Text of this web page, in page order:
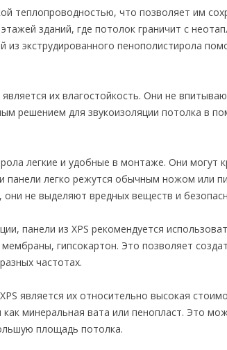
теплопроводностью, что позволяет им
зданий, где потолок граничит с
из экструдированного пенополистирола
их влагостойкость. Они не
решением для звукоизоляции потолка в
легкие и удобные в монтаже. Они
панели легко режутся обычным ножом или
не выделяют вредных веществ и
панели из XPS рекомендуется
гипсокартон. Это позволяет
частотах.
является их относительно высокая
минеральная вата или пенопласт. Это
площадь потолка.